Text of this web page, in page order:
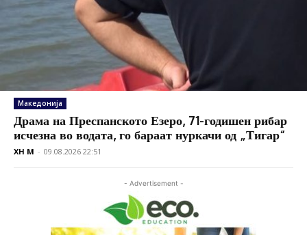
Македонија
Драма на Преспанското Езеро, 71-годишен рибар
исчезна во водата, го бараат нуркачи од „Тигар“
XH M - 09.08.2026 22:51
- Advertisement -